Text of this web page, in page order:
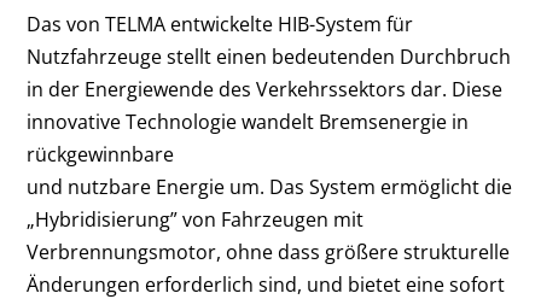
Das von TELMA entwickelte HIB-System für
Nutzfahrzeuge stellt einen bedeutenden Durchbruch
in der Energiewende des Verkehrssektors dar. Diese
innovative Technologie wandelt Bremsenergie in
rückgewinnbare
und nutzbare Energie um. Das System ermöglicht die
„Hybridisierung” von Fahrzeugen mit
Verbrennungsmotor, ohne dass größere strukturelle
Änderungen erforderlich sind, und bietet eine sofort